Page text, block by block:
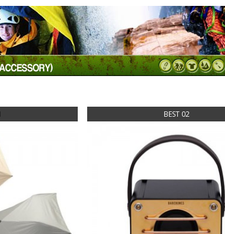
BEST 02